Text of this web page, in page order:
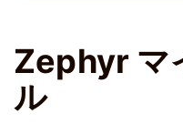
Zephyr マ
ル